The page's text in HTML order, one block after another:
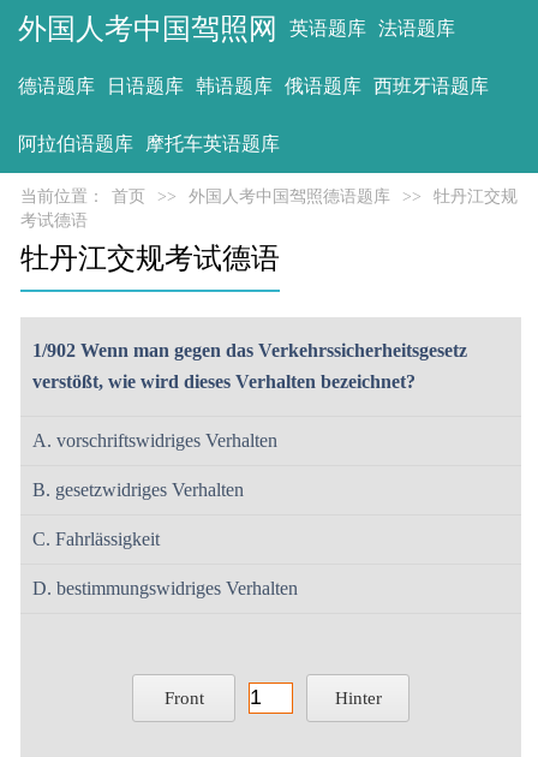
外国人考中国驾照网 英语题库 法语题库
德语题库 日语题库 韩语题库 俄语题库 西班牙语题库
阿拉伯语题库 摩托车英语题库
当前位置： 首页 >> 外国人考中国驾照德语题库 >>
牡丹江交规
考试德语
牡丹江交规考试德语
1/902 Wenn man gegen das Verkehrssicherheitsgesetz
verstößt, wie wird dieses Verhalten bezeichnet?
A. vorschriftswidriges Verhalten
B. gesetzwidriges Verhalten
C. Fahrlässigkeit
D. bestimmungswidriges Verhalten
Front Hinter